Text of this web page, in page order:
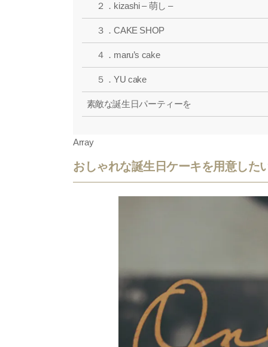
２．kizashi – 萌し –
３．CAKE SHOP
４．maru’s cake
５．YU cake
素敵な誕生日パーティーを
Array
おしゃれな誕生日ケーキを用意した